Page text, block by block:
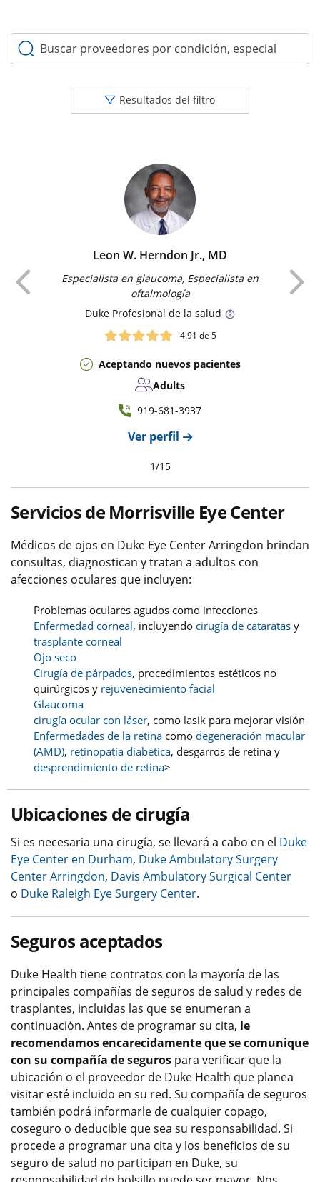
Buscar proveedores por condición, especialidad o
Resultados del filtro
Leon W. Herndon Jr., MD
Especialista en glaucoma, Especialista en
oftalmología
Duke Profesional de la salud
4.91 de 5
Aceptando nuevos pacientes
Adults
919-681-3937
Ver perfil
Anterior
1/15
Servicios de Morrisville Eye Center
Médicos de ojos en Duke Eye Center Arringdon brindan
consultas, diagnostican y tratan a adultos con
afecciones oculares que incluyen:
Problemas oculares agudos como infecciones
Enfermedad corneal, incluyendo cirugía de cataratas y
trasplante corneal
Ojo seco
Cirugía de párpados, procedimientos estéticos no
quirúrgicos y rejuvenecimiento facial
Glaucoma
cirugía ocular con láser, como lasik para mejorar visión
Enfermedades de la retina como degeneración macular
(AMD), retinopatía diabética, desgarros de retina y
desprendimiento de retina>
Ubicaciones de cirugía
Si es necesaria una cirugía, se llevará a cabo en el Duke
Eye Center en Durham, Duke Ambulatory Surgery
Center Arringdon, Davis Ambulatory Surgical Center
o Duke Raleigh Eye Surgery Center.
Seguros aceptados
Duke Health tiene contratos con la mayoría de las
principales compañías de seguros de salud y redes de
trasplantes, incluidas las que se enumeran a
continuación. Antes de programar su cita, le
recomendamos encarecidamente que se comunique
con su compañía de seguros para verificar que la
ubicación o el proveedor de Duke Health que planea
visitar esté incluido en su red. Su compañía de seguros
también podrá informarle de cualquier copago,
coseguro o deducible que sea su responsabilidad. Si
procede a programar una cita y los beneficios de su
seguro de salud no participan en Duke, su